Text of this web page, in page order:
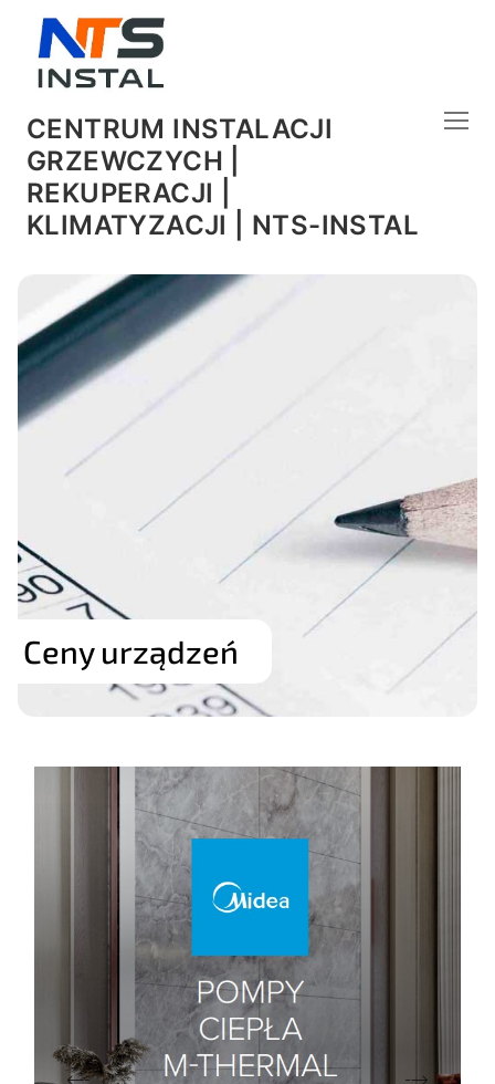
CENTRUM INSTALACJI
GRZEWCZYCH |
REKUPERACJI |
KLIMATYZACJI | NTS-INSTAL
Ceny urządzeń